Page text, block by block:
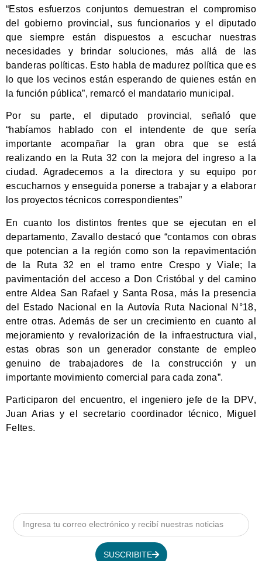
“Estos esfuerzos conjuntos demuestran el compromiso
del gobierno provincial, sus funcionarios y el diputado
que siempre están dispuestos a escuchar nuestras
necesidades y brindar soluciones, más allá de las
banderas políticas. Esto habla de madurez política que es
lo que los vecinos están esperando de quienes están en
la función pública”, remarcó el mandatario municipal.
Por su parte, el diputado provincial, señaló que
“habíamos hablado con el intendente de que sería
importante acompañar la gran obra que se está
realizando en la Ruta 32 con la mejora del ingreso a la
ciudad. Agradecemos a la directora y su equipo por
escucharnos y enseguida ponerse a trabajar y a elaborar
los proyectos técnicos correspondientes”
En cuanto los distintos frentes que se ejecutan en el
departamento, Zavallo destacó que “contamos con obras
que potencian a la región como son la repavimentación
de la Ruta 32 en el tramo entre Crespo y Viale; la
pavimentación del acceso a Don Cristóbal y del camino
entre Aldea San Rafael y Santa Rosa, más la presencia
del Estado Nacional en la Autovía Ruta Nacional N°18,
entre otras. Además de ser un crecimiento en cuanto al
mejoramiento y revalorización de la infraestructura vial,
estas obras son un generador constante de empleo
genuino de trabajadores de la construcción y un
importante movimiento comercial para cada zona”.
Participaron del encuentro, el ingeniero jefe de la DPV,
Juan Arias y el secretario coordinador técnico, Miguel
Feltes.
SUSCRIBITE